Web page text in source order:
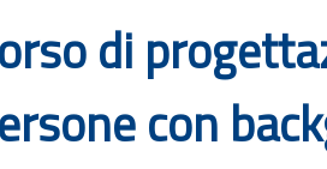
di
con